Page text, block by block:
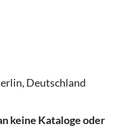
Deutschland
keine Kataloge oder